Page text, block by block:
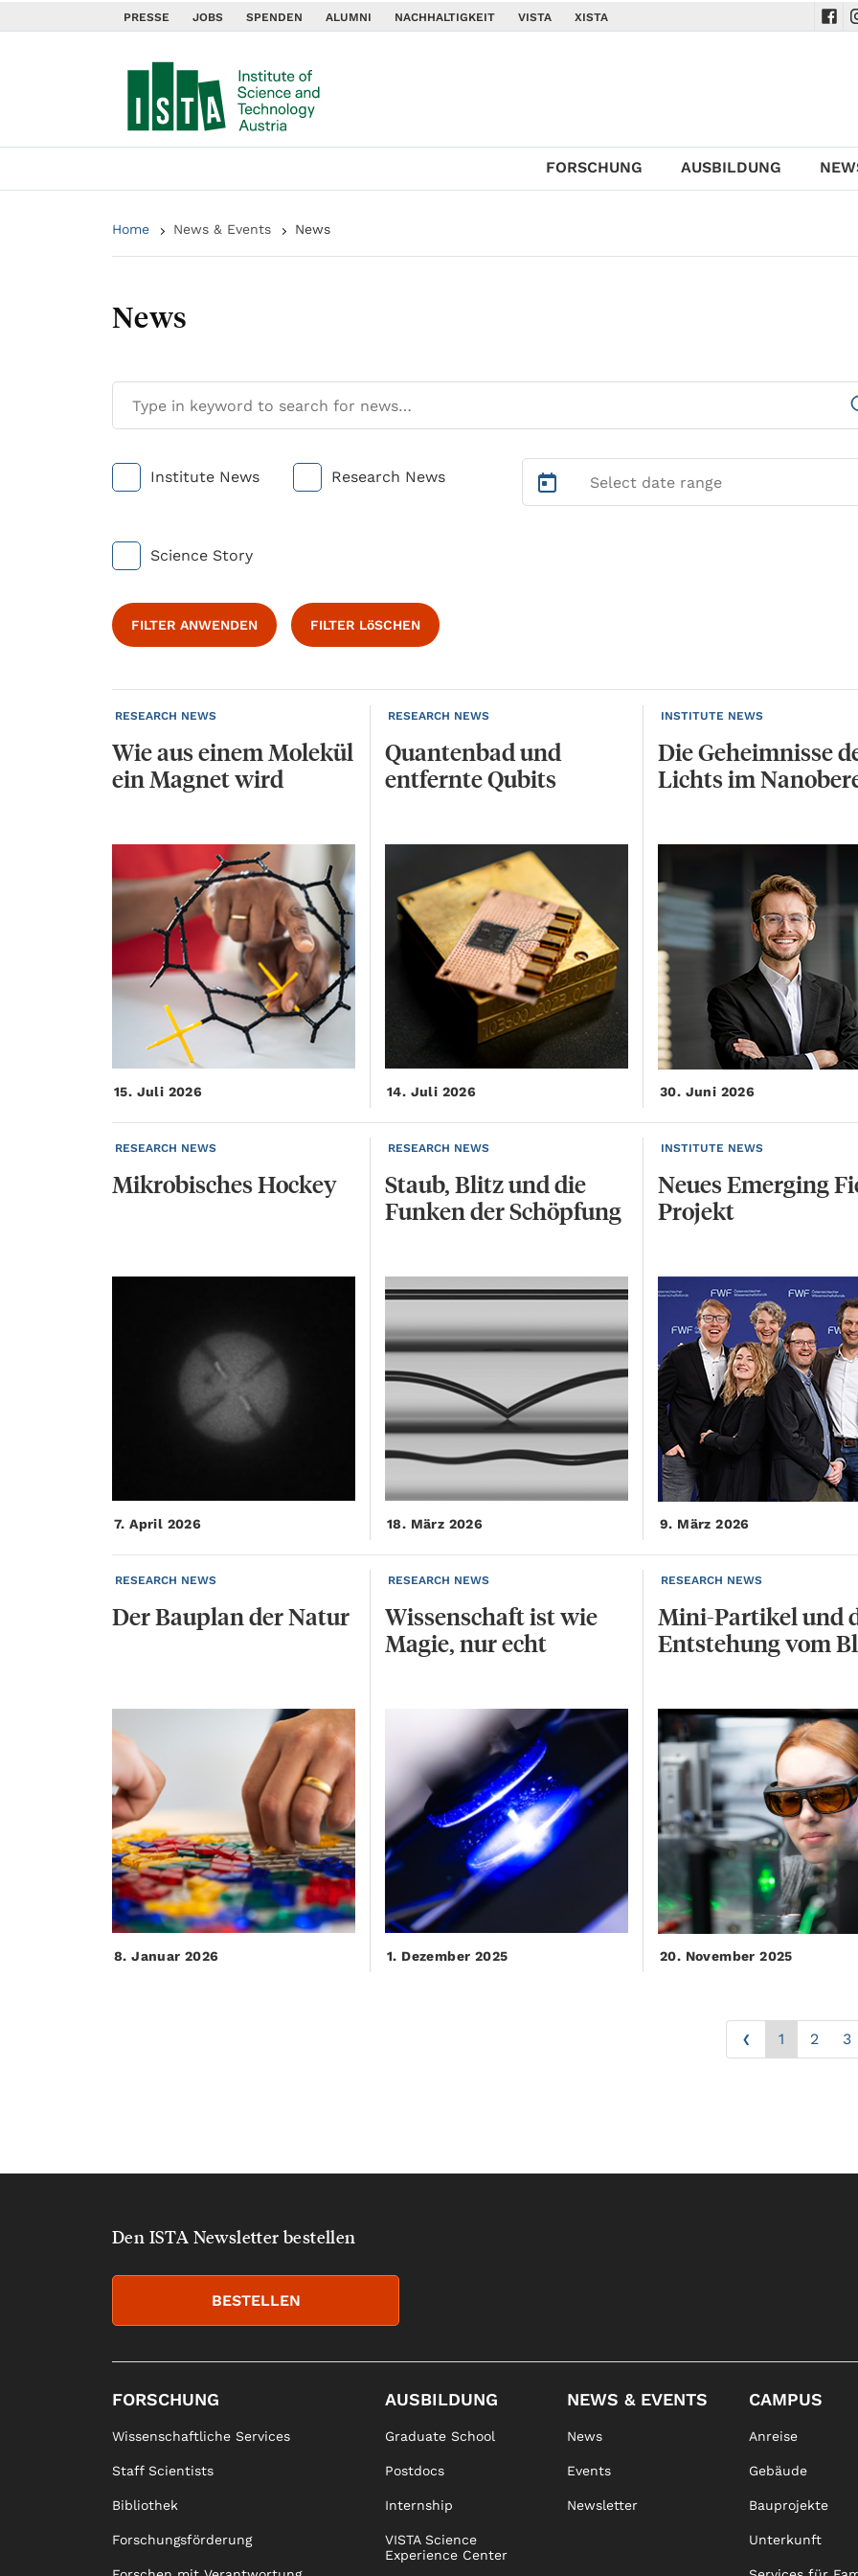
PRESSE JOBS SPENDEN ALUMNI NACHHALTIGKEIT VISTA XISTA
FORSCHUNG AUSBILDUNG
Home News & Events News
News
Institute News Research News
Science Story
FILTER ANWENDEN FILTER LöSCHEN
RESEARCH NEWS
Wieauseinem Molekül
ein Magnetwird
15. Juli 2026
RESEARCH NEWS
Quantenbadund
entfernteQubits
14. Juli 2026
INSTITUTE NEWS
DieGeheimnisse
Lichtsim
30. Juni 2026
RESEARCH NEWS
MikrobischesHockey
7. April 2026
RESEARCH NEWS
Staub,Blitzunddie
FunkenderSchöpfung
18. März 2026
INSTITUTE NEWS
NeuesEmerging
Projekt
9. März 2026
RESEARCH NEWS
DerBauplanderNatur
8. Januar 2026
RESEARCH NEWS
Wissenschaftistwie
Magie,nurecht
1. Dezember 2025
RESEARCH NEWS
Mini-Partikelund
Entstehungvom
20. November 2025
‹ 1 2 3
Den ISTA Newsletter bestellen
BESTELLEN
FORSCHUNG
Wissenschaftliche Services
Staff Scientists
Bibliothek
Forschungsförderung
AUSBILDUNG
Graduate School
Postdocs
Internship
VISTA Science
Experience Center
NEWS & EVENTS
News
Events
Newsletter
CAMPUS
Anreise
Gebäude
Bauprojekte
Unterkunft